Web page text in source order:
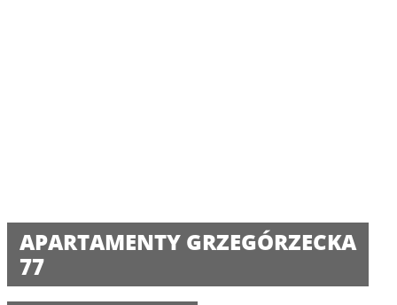
APARTAMENTY GRZEGÓRZECKA
77